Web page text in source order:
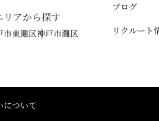
アから探す
市東灘区神戸市灘区
ブログ
リクルート
ついて